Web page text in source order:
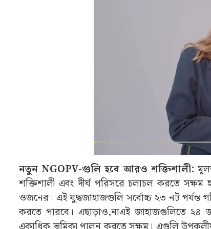
নতুন NGOPV-গুলি হবে আরও শক্তিশালী:
শক্তিশালী এবং দীর্ঘ পরিসরে চলাচল করতে
ওজনের। এই যুদ্ধজাহাজগুলি সর্বোচ্চ ২৩ নট
করতে পারবে। এছাড়াও,নাএই জাহাজগুলিতে